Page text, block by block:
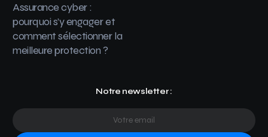
Assurance cyber :
pourquoi s’y engager et
comment sélectionner la
meilleure protection ?
Notre newsletter :